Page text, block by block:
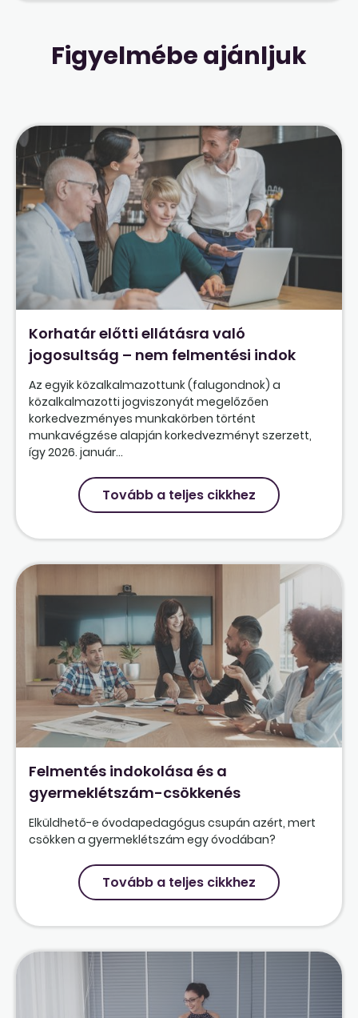
Figyelmébe ajánljuk
Korhatár előtti ellátásra való
jogosultság – nem felmentési indok
Az egyik közalkalmazottunk (falugondnok) a
közalkalmazotti jogviszonyát megelőzően
korkedvezményes munkakörben történt
munkavégzése alapján korkedvezményt szerzett,
így 2026. január...
Tovább a teljes cikkhez
Felmentés indokolása és a
gyermeklétszám-csökkenés
Elküldhető-e óvodapedagógus csupán azért, mert
csökken a gyermeklétszám egy óvodában?
Tovább a teljes cikkhez